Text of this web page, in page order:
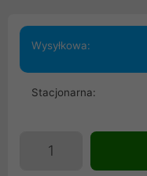
Wysyłkowa:
Stacjonarna: